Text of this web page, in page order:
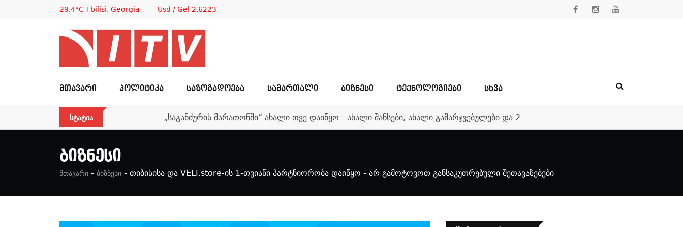
29.4°C Tbilisi, Georgia Usd / Gel 2.6223
ᲛᲗᲐᲕᲐᲠᲘ ᲞᲝᲚᲘᲢᲘᲙᲐ ᲡᲐᲖᲝᲒᲐᲓᲝᲔᲑᲐ ᲡᲐᲛᲐᲠᲗᲐᲚᲘ ᲑᲘᲖᲜᲔᲡᲘ ᲢᲔᲥᲜᲝᲚᲝᲒᲘᲔᲑᲘ ᲡᲮᲕᲐ
ᲡᲢᲐᲢᲘᲐ „საგანძურის მარათონში“ ახალი თვე დაიწყო - ახალი შანსები, ახალი გამარჯვებულები და 250 000-ლარიანი საპრიზო ფონდი
Ბიზნესი
მთავარი - ბიზნესი - თიბისისა და VELI.store-ის 1-თვიანი პარტნიორობა დაიწყო - არ გამოტოვოთ განსაკუთრებული შეთავაზებები